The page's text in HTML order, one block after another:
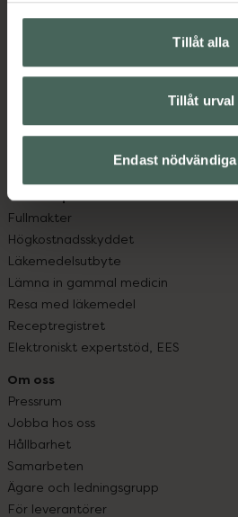
Tillåt alla
Tillåt urval
Endast
Leverans, betalning och retur
App
Om recept och läkemedel
Fullmakter
Högkostnadsskyddet
Läkemedelsutbyte
Lämna in gammal medicin
Resa med läkemedel
Receptregistret
Elektroniskt expertstöd, EES
Om oss
Pressrum
Jobba hos oss
Hållbarhet
Samarbeten
Ägare och ledningsgrupp
För leverantörer